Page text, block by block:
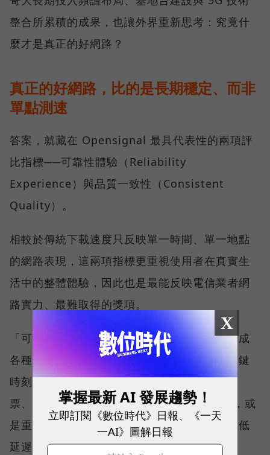
整合所累積的成果，也讓外界重新思考：究竟什
麼才是真正的好網路？
真正的好網路，比的是長期穩定、而非
單點測速
答案，就藏在 Opensignal 最具代表性的兩項評
比指標──可靠性體驗（Reliability
Experience）與品質一致性（Consistent
Quality）。
相較於傳統下載速度只反映單一時間、單一地點
的網路表現，這兩項指標更重視使用者在真實生
活中的整體體驗，因此也是最能反映電信業者網
路實力、最難取得的獎項。
「可靠性體驗」衡量的是使用者是否能順利完成
各種數位應用，因此，考驗的是網路服務在關鍵
時刻不中斷的能力。例如，搶購熱門演唱會門
票、秒殺限量商品、超商結帳掃描 QR Code，或
是重要的線上會議，都需要網路能即時回應、低
延遲且持續運作。
X
掌握最新 AI 發展趨勢！
立即訂閱《數位時代》日報、《一天
一AI》圖解日報